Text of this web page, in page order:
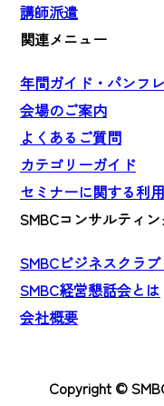
講師派遣
関連メニュー
年間ガイド・パンフ
会場のご案内
よくあるご質問
カテゴリーガイド
セミナーに関する利
SMBCコンサルティ
SMBCビジネスクラ
SMBC経営懇話会とは
会社概要
Copyright ©